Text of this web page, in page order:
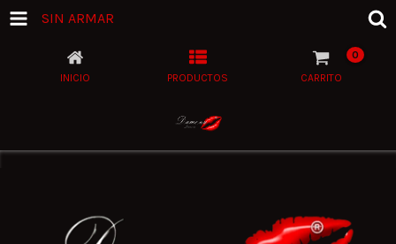
SIN ARMAR
INICIO PRODUCTOS CARRITO
0